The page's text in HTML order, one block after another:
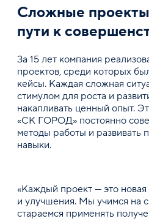
Сложные
пути к
За 15 лет компания
проектов, среди которых
кейсы. Каждая сложная
стимулом для роста и
накапливать ценный опыт.
«СК ГОРОД» постоянно
методы работы и развивать
навыки.
«Каждый проект — это
и улучшения. Мы учимся на
стараемся применять